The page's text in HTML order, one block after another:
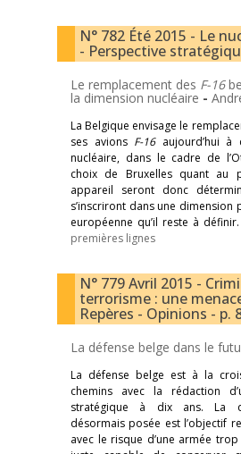
N° 782 Été 2015 - Le
- Perspective
Le remplacement des F-16
la dimension nucléaire -
La Belgique envisage le
ses avions F-16aujourd’hui à
nucléaire, dans le cadre de
choix de Bruxelles quant au
appareil seront donc
s’inscriront dans une dimension
européenne qu’il reste à définir.
premières lignes
N° 779 Avril 2015 -
terrorisme : une
Repères - Opinions - p.
La défense belge dans le
La défense belge est à la
chemins avec la rédaction
stratégique à dix ans. La
désormais posée est l’objectif
avec le risque d’une armée